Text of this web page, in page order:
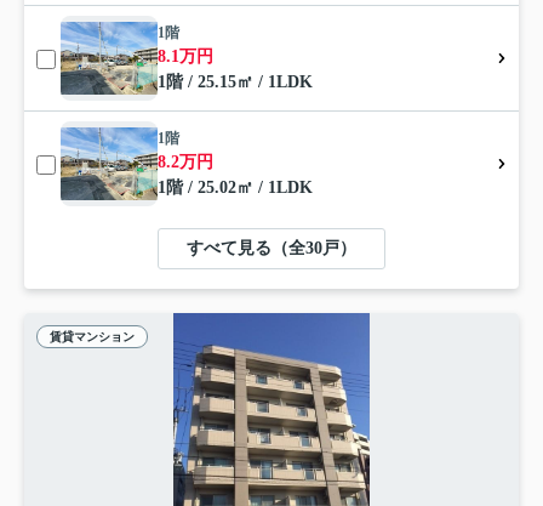
1階
8.1万円
1階 / 25.15㎡ / 1LDK
1階
8.2万円
1階 / 25.02㎡ / 1LDK
すべて見る（全30戸）
賃貸マンション